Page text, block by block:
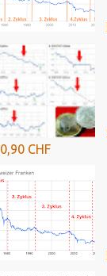
0,90 CHF